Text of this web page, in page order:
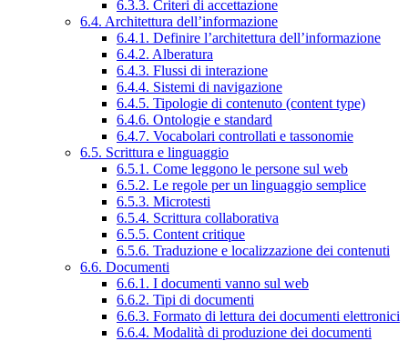
6.3.3. Criteri di accettazione
6.4. Architettura dell’informazione
6.4.1. Definire l’architettura dell’informazione
6.4.2. Alberatura
6.4.3. Flussi di interazione
6.4.4. Sistemi di navigazione
6.4.5. Tipologie di contenuto (content type)
6.4.6. Ontologie e standard
6.4.7. Vocabolari controllati e tassonomie
6.5. Scrittura e linguaggio
6.5.1. Come leggono le persone sul web
6.5.2. Le regole per un linguaggio semplice
6.5.3. Microtesti
6.5.4. Scrittura collaborativa
6.5.5. Content critique
6.5.6. Traduzione e localizzazione dei contenuti
6.6. Documenti
6.6.1. I documenti vanno sul web
6.6.2. Tipi di documenti
6.6.3. Formato di lettura dei documenti elettronici
6.6.4. Modalità di produzione dei documenti